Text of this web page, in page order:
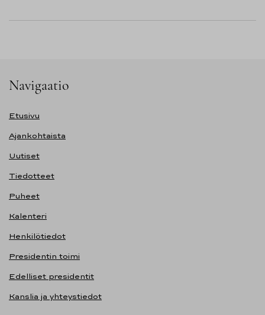
Navigaatio
Etusivu
Ajankohtaista
Uutiset
Tiedotteet
Puheet
Kalenteri
Henkilötiedot
Presidentin toimi
Edelliset presidentit
Kanslia ja yhteystiedot